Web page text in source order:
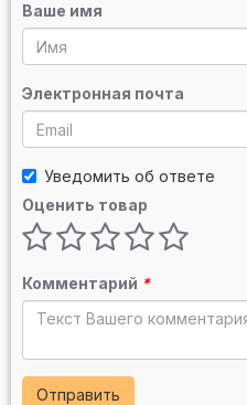
Ваше имя
Электронная почта
Уведомить об ответе
Оценить товар
Комментарий *
Отправить